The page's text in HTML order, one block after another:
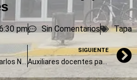
pm Sin Comentarios Tapa
SIGUIENTE